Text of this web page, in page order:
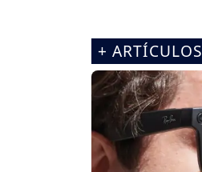
+ ARTÍCULOS